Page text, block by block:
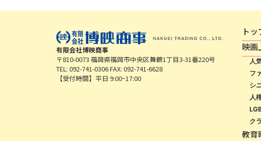
有限会社博映商事
〒810-0073 福岡県福岡市中央区舞鶴1丁目3-31番220号
TEL: 092-741-0306 FAX: 092-741-6628
【受付時間】平日 9:00~17:00
ト
映​画​
人
フ
シ
人
ク
教育